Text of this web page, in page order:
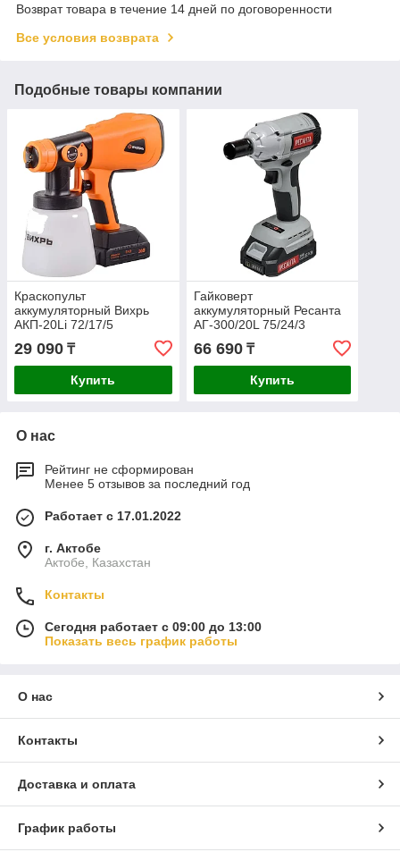
Возврат товара в течение 14 дней по договоренности
Все условия возврата
Подобные товары компании
Краскопульт
аккумуляторный Вихрь
АКП-20Li 72/17/5
29 090 ₸
Купить
Гайковерт
аккумуляторный Ресанта
АГ-300/20L 75/24/3
66 690₸
Купить
О нас
Рейтинг не сформирован
Менее 5 отзывов за последний год
Работает с 17.01.2022
г. Актобе
Актобе, Казахстан
Контакты
Сегодня работает с 09:00 до 13:00
Показать весь график работы
О нас
Контакты
Доставка и оплата
График работы